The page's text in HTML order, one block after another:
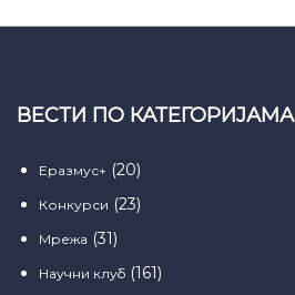
ВЕСТИ ПО КАТЕГОРИЈАМА
Еразмус+ (20)
Конкурси (23)
Мрежа (31)
Научни клуб (161)